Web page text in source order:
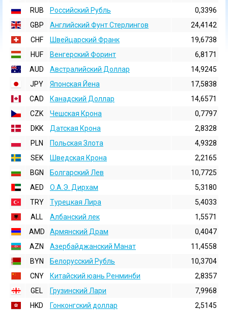
RUB
Российский Рубль
0,3396
GBP
Английский Фунт Стерлингов
24,4142
CHF
Швейцарский Франк
19,6738
HUF
Венгерский Форинт
6,8171
AUD
Австралийский Доллар
14,9245
JPY
Японская Йена
17,5838
CAD
Канадский Доллар
14,6571
CZK
Чешская Крона
0,7797
DKK
Датская Крона
2,8328
PLN
Польская Злота
4,9328
SEK
Шведская Крона
2,2165
BGN
Болгарский Лев
10,7725
AED
О.А.Э. Дирхам
5,3180
TRY
Турецкая Лира
5,4033
ALL
Албанский лек
1,5571
AMD
Армянский Драм
0,4047
AZN
Азербайджанский Манат
11,4558
BYN
Белорусский Рубль
10,3704
CNY
Китайский юань Ренминби
2,8357
GEL
Грузинский Лари
7,9968
HKD
Гонконгский доллаp
2,5145